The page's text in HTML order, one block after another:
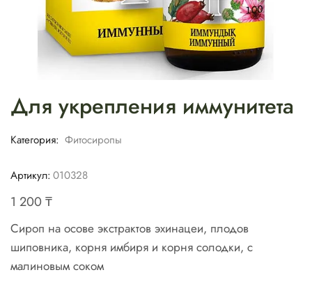
Для укрепления иммунитета
Категория: Фитосиропы
Артикул: 010328
1 200₸
Сироп на осове экстрактов эхинацеи, плодов
шиповника, корня имбиря и корня солодки, с
малиновым соком